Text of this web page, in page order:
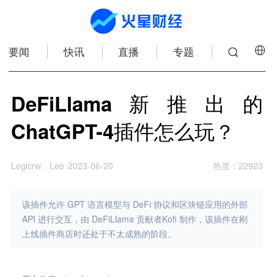
要闻 快讯 直播 专题
DeFiLlama新推出的
ChatGPT-4插件怎么玩？
Logicrw、Leo 2023-06-20 热度 ： 22923
该插件允许 GPT 语言模型与 DeFi 协议和区块链应用的外部
API 进行交互，由 DeFiLlama 贡献者Kofi 制作，该插件在刚
上线插件商店时还处于不太成熟的阶段。